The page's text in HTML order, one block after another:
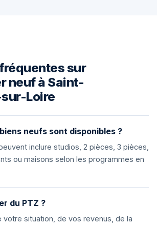
sur
neuf à Saint-
Loire
neufs sont disponibles ?
inclure studios, 2 pièces, 3 pièces,
ou maisons selon les programmes en
du PTZ ?
votre situation, de vos revenus, de la